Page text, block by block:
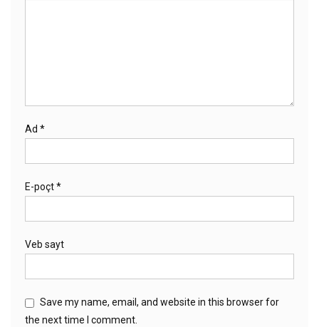
Ad *
E-poçt*
Veb sayt
Save my name, email, and website in this browser for
the next time I comment.